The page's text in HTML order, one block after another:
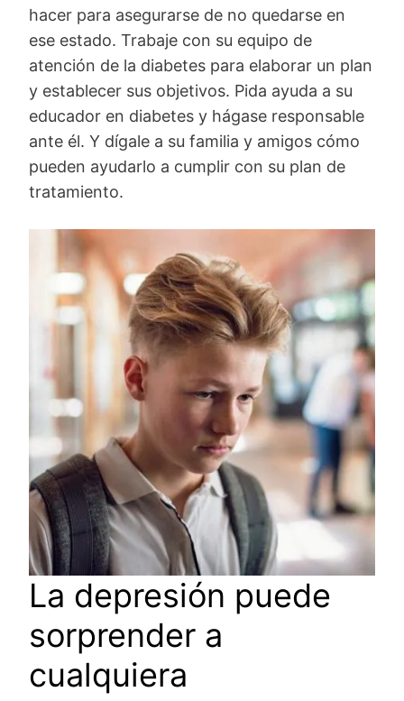
hacer para asegurarse de no quedarse en
ese estado. Trabaje con su equipo de
atención de la diabetes para elaborar un plan
y establecer sus objetivos. Pida ayuda a su
educador en diabetes y hágase responsable
ante él. Y dígale a su familia y amigos cómo
pueden ayudarlo a cumplir con su plan de
tratamiento.
La depresión puede
sorprender a
cualquiera